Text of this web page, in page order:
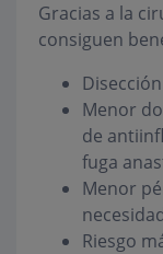
Gracias a la
consiguen
Menor
de
fuga
Menor
Riesgo